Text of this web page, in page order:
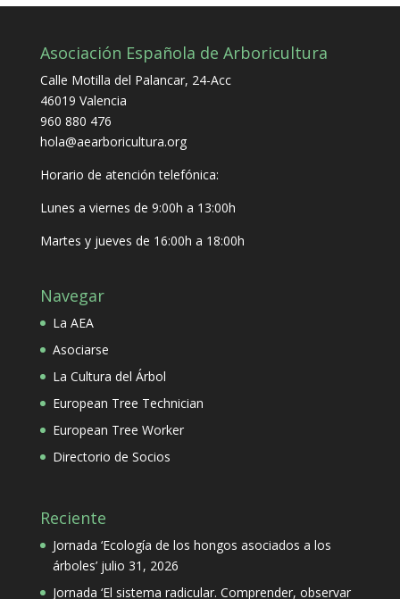
Asociación Española de Arboricultura
Calle Motilla del Palancar, 24-Acc
46019 Valencia
960 880 476
hola@aearboricultura.org
Horario de atención telefónica:
Lunes a viernes de 9:00h a 13:00h
Martes y jueves de 16:00h a 18:00h
Navegar
La AEA
Asociarse
La Cultura del Árbol
European Tree Technician
European Tree Worker
Directorio de Socios
Reciente
Jornada ‘Ecología de los hongos asociados a los
árboles’ julio 31, 2026
Jornada ‘El sistema radicular. Comprender, observar